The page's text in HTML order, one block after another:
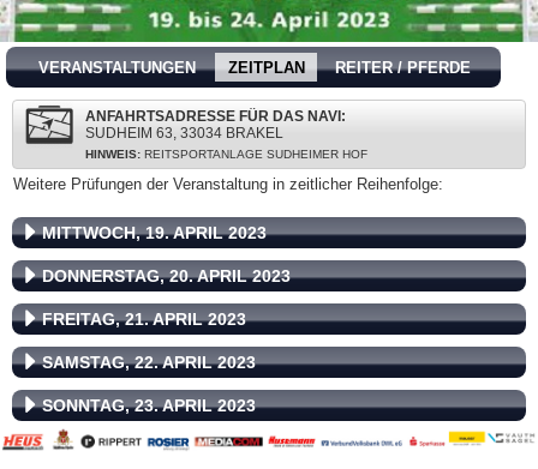
VERANSTALTUNGEN ZEITPLAN REITER / PFERDE
ANFAHRTSADRESSE FÜR DAS NAVI:
SUDHEIM 63, 33034 BRAKEL
HINWEIS: REITSPORTANLAGE SUDHEIMER HOF
Weitere Prüfungen der Veranstaltung in zeitlicher Reihenfolge:
MITTWOCH, 19. APRIL 2023
DONNERSTAG, 20. APRIL 2023
FREITAG, 21. APRIL 2023
SAMSTAG, 22. APRIL 2023
SONNTAG, 23. APRIL 2023